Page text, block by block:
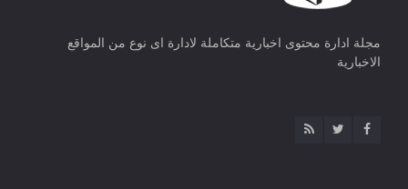
مجلة ادارة محتوى اخبارية متكاملة لادارة اى نوع من المواقع
الاخبارية